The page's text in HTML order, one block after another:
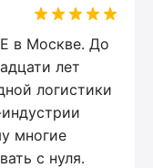
в Москве. До
лет
логистики
многие
с нуля.